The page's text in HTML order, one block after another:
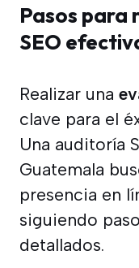
Pasos para
SEO
Realizar una
clave para el
Una auditoría
Guatemala
presencia en
siguiendo
detallados.